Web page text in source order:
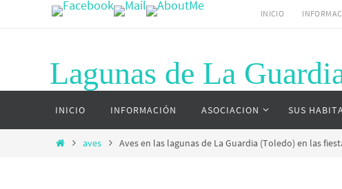
INICIO
Lagunas de La
Página web del complejo lagunar de La
contenido
INICIO INFORMACIÓN ASOCIACION SUS
Inicioaves Aves en las lagunas de La Guardia (Toledo) en las